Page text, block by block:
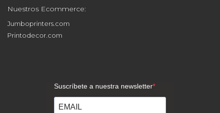
Nuestros Ecommerce:
Jumboprinters.com
Printodecor.com